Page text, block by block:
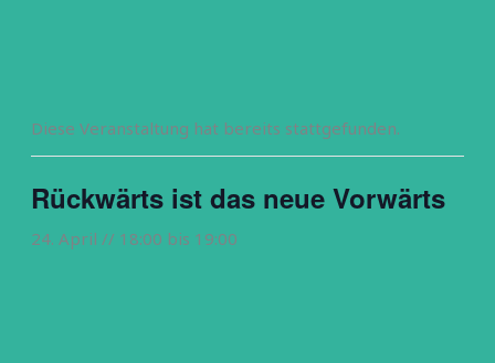
Diese Veranstaltung hat bereits stattgefunden.
Rückwärts ist das neue Vorwärts
24. April // 18:00 bis 19:00